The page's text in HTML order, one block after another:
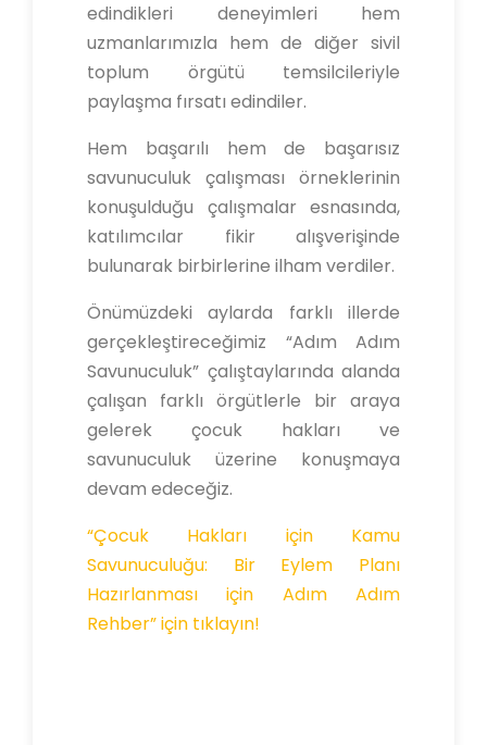
edindikleri deneyimleri hem
uzmanlarımızla hem de diğer sivil
toplum örgütü temsilcileriyle
paylaşma fırsatı edindiler.
Hem başarılı hem de başarısız
savunuculuk çalışması örneklerinin
konuşulduğu çalışmalar esnasında,
katılımcılar fikir alışverişinde
bulunarak birbirlerine ilham verdiler.
Önümüzdeki aylarda farklı illerde
gerçekleştireceğimiz “Adım Adım
Savunuculuk” çalıştaylarında alanda
çalışan farklı örgütlerle bir araya
gelerek çocuk hakları ve
savunuculuk üzerine konuşmaya
devam edeceğiz.
“Çocuk Hakları için Kamu
Savunuculuğu: Bir Eylem Planı
Hazırlanması için Adım Adım
Rehber” için tıklayın!